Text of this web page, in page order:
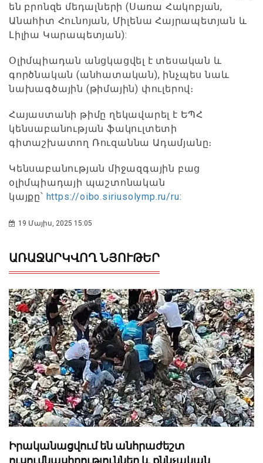
են բրոնզե մեդալների (Սառա Հակոբյան,
Անահիտ Հունոյան, Միլենա Հայրապետյան և
Լիլիա Կարապետյան):
Օլիմպիադան անցկացվել է տեսական և
գործնական (անհատական), ինչպես նաև
նախագծային (թիմային) փուլերով։
Հայաստանի թիմը ղեկավարել է ԵՊՀ
կենսաբանության ֆակուլտետի
գիտաշխատող Ռուզաննա Ադամյանը։
Կենսաբանության միջազգային բաց
օլիմպիադայի պաշտոնական
կայքը՝ https://oibo.siriusolymp.ru/ru:
19 Մայիս, 2025 15:05
ԱՌԱՋԱՐԿՎՈՂ ՆՅՈՒԹԵՐ
Իրականացվում են անհրաժեշտ